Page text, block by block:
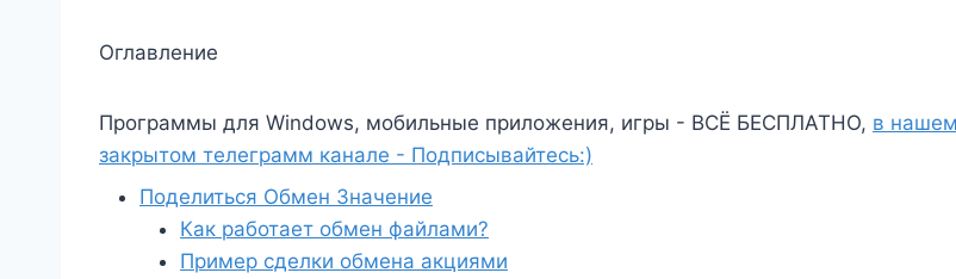
Оглавление
Программы для Windows, мобильные приложения, игры - ВСЁ БЕСПЛАТНО, в нашем
закрытом телеграмм канале - Подписывайтесь:)
Поделиться Обмен Значение
Как работает обмен файлами?
Пример сделки обмена акциями